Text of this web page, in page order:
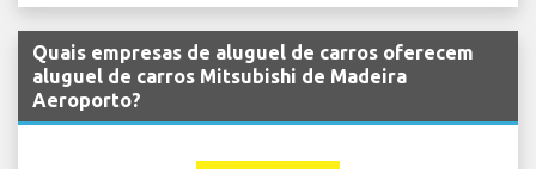
Quais empresas de aluguel de carros oferecem
aluguel de carros Mitsubishi de Madeira
Aeroporto?